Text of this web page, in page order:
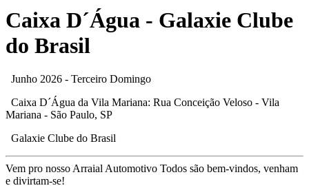
Caixa D´Água - Galaxie Clube
do Brasil
Junho 2026 - Terceiro Domingo
Caixa D´Água da Vila Mariana: Rua Conceição Veloso - Vila
Mariana - São Paulo, SP
Galaxie Clube do Brasil
Vem pro nosso Arraial Automotivo Todos são bem-vindos, venham
e divirtam-se!